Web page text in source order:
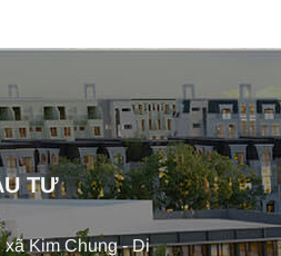
TƯ
Kim Chung - Di